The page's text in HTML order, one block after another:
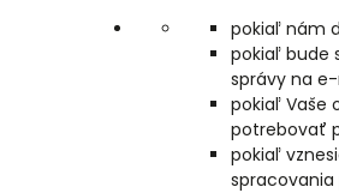
pokiaľ nám
pokiaľ bude
správy na
pokiaľ Vaše
potrebovať
pokiaľ
spracovania